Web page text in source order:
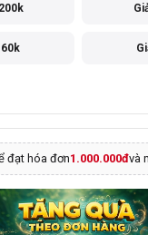
60k
đạt hóa đơn1.000.000đvà